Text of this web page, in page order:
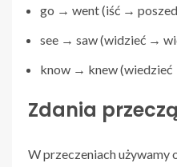
go → went (iść →
see → saw (widzieć →
know → knew (wiedzieć
Zdania
W przeczeniach używamy